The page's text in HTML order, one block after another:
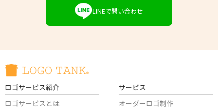
LINEで問い合わせ
ロゴサービス紹介
ロゴサービスとは
サービス
オーダーロゴ制作